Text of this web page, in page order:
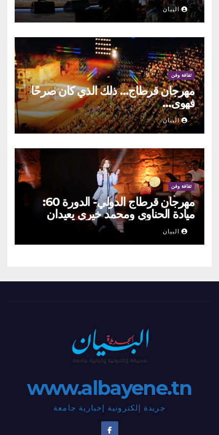
البيان
ثقافة وفن
مهرجان قرطاج… ذلك الذي كان صرحًا
فهوى…
البيان
ثقافة وفن
مهرجان قرطاج الدولي- الدورة 60:
ميادة الحناوي ومحمد خيري يعيدان
الطرب السوري إلى ركح قرطاج
البيان
www.albayene.tn
جريدة إلكترونية إخبارية جامعة